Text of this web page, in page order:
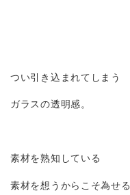
つい引き込まれてしまう
ガラスの透明感。
素材を熟知している
素材を想うからこそ為せる